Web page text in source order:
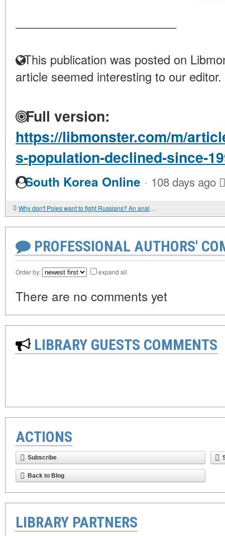
This publication was posted on
article seemed interesting to our editor.
Full version:
https://libmonster.com/m/
s-population-declined-since-
South Korea Online · 108 days ago
Why don't Poles want to fight Russians? An analysis of fears and realities
PROFESSIONAL AUTHORS'
Order by: expand all
There are no comments yet
LIBRARY GUESTS COMMENTS
ACTIONS
Subscribe
Back to Blog
LIBRARY PARTNERS